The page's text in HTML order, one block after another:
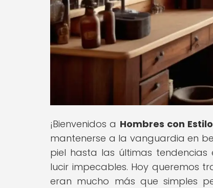
¡Bienvenidos a Hombres con Estilo
mantenerse a la vanguardia en
piel hasta las últimas
lucir impecables. Hoy queremos
eran mucho más que simples